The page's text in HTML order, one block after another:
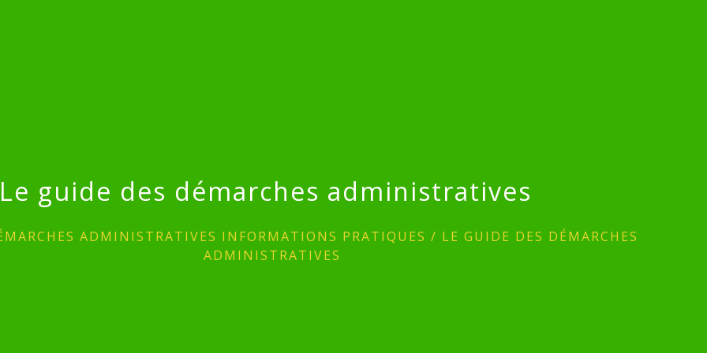
Le guide des démarches administratives
ADMINISTRATIVES INFORMATIONS PRATIQUES / LE GUIDE DES DÉMARCHES
ADMINISTRATIVES